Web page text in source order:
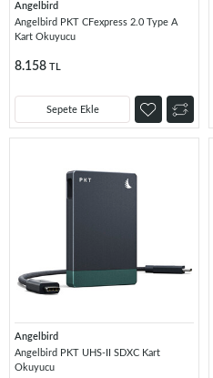
Angelbird
Angelbird PKT CFexpress 2.0 Type A
Kart Okuyucu
8.158 TL
Sepete Ekle
Angelbird
Angelbird PKT UHS-II SDXC Kart
Okuyucu